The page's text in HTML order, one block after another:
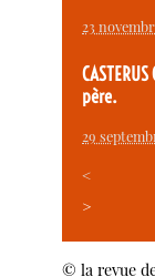
23
père.
29
<
>
© la revue